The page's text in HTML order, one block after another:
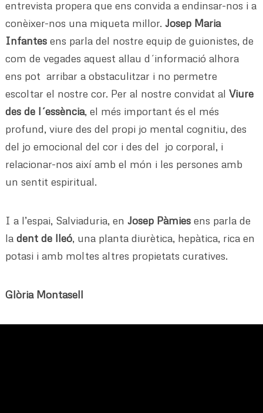
entrevista propera que ens convida a endinsar-nos i a
conèixer-nos una miqueta millor. Josep Maria
Infantesens parla del nostre equip de guionistes, de
com de vegades aquest allau d´informació alhora
ens pot arribar a obstaculitzar i no permetre
escoltar el nostre cor. Per al nostre convidat al Viure
des de l´essència, el més important és el més
profund, viure des del propi jo mental cognitiu, des
del jo emocional del cor i des del jo corporal, i
relacionar-nos així amb el món i les persones amb
un sentit espiritual.
I a l’espai, Salviaduria, en Josep Pàmiesens parla de
la dent de lleó, una planta diurètica, hepàtica, rica en
potasi i amb moltes altres propietats curatives.
Glòria Montasell